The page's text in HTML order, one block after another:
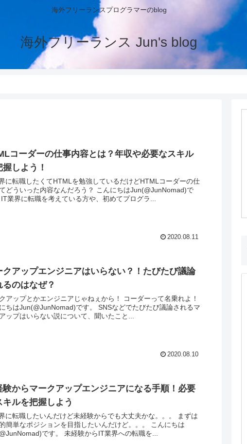
海外フリーランスプログラマーのblog
海外フリーランス Jun's blog
コーダーの仕事内容とは？年収や必要なスキル
握しよう！
に転職したくてHTMLを勉強しているだけどHTMLコーダーの仕
いった内容なんだろう？ こんにちはJun(@JunNomad)で
す。 IT業界に転職を考えている方や、初めてプログラ...
2020.08.11
クアップエンジニアはいらない？！たびたび議論
るのはなぜ？
ップとかエンジニアじゃねぇから！ コーダーって名乗れよ！
Jun(@JunNomad)です。 SNSなどでたびたび議論されるマ
ップはいらない説について、聞いたこと...
2020.08.10
験からマークアップエンジニアになる手順！必要
キルを把握しよう
に転職したいんだけど未経験からでも大丈夫かな。。。 まずは
簡単なポジションを目指したいんだけど。。。 こんにちは
Jun(@JunNomad)です。 未経験からIT業界への転職を...